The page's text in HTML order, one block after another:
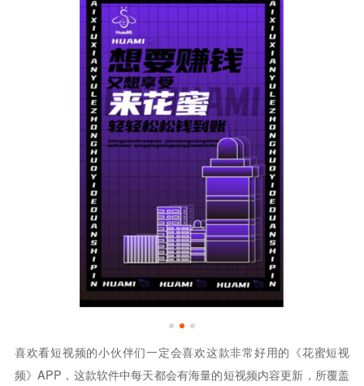
喜欢看短视频的小伙伴们一定会喜欢这款非常好用的《花蜜短视
频》APP，这款软件中每天都会有海量的短视频内容更新，所覆盖